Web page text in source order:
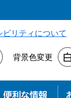
ビリティについて
背景色変更
らせ 便